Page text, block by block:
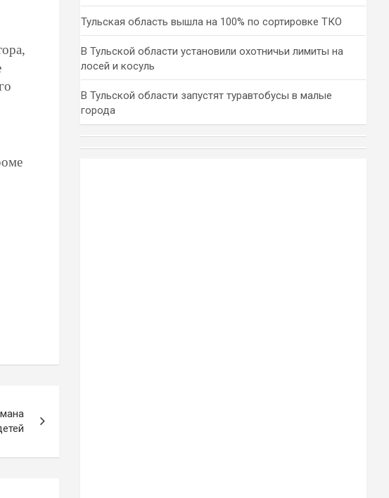
Тульская область вышла на 100% по сортировке ТКО
В Тульской области установили охотничьи лимиты на
лосей и косуль
В Тульской области запустят туравтобусы в малые
города